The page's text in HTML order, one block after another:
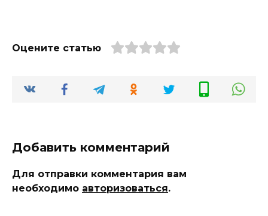
Оцените статью
Добавить комментарий
Для отправки комментария вам
необходимо авторизоваться.